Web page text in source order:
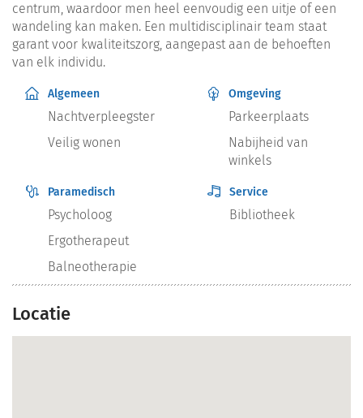
centrum, waardoor men heel eenvoudig een uitje of een
wandeling kan maken. Een multidisciplinair team staat
garant voor kwaliteitszorg, aangepast aan de behoeften
van elk individu.
Algemeen
Nachtverpleegster
Veilig wonen
Omgeving
Parkeerplaats
Nabijheid van
winkels
Paramedisch
Psycholoog
Ergotherapeut
Balneotherapie
Service
Bibliotheek
Locatie